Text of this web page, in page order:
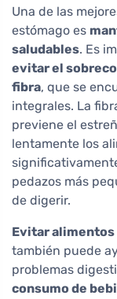
Una de las
estómago es
saludables. Es
evitar el
fibra, que se
integrales. La
previene el
lentamente los
pedazos más
de digerir.
Evitar alimentos
también puede
problemas
consumo de